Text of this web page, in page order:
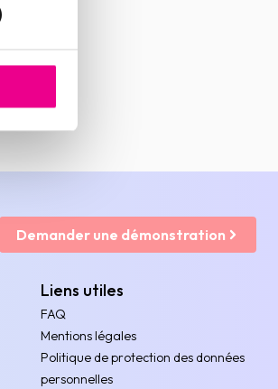
Demander une démonstration
Liens utiles
FAQ
Mentions légales
Politique de protection des données
personnelles